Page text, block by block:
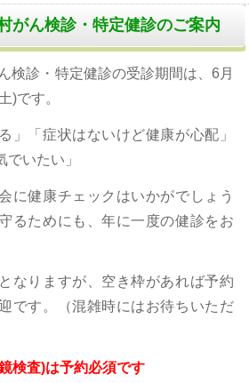
がん検診・特定健診のご案内
検診・特定健診の受診期間は、6月
)です。
」「症状はないけど健康が心配」
でいたい」
に健康チェックはいかがでしょう
るためにも、年に一度の健診をお
なりますが、空き枠があれば予約
です。（混雑時にはお待ちいただ
検査)は予約必須です